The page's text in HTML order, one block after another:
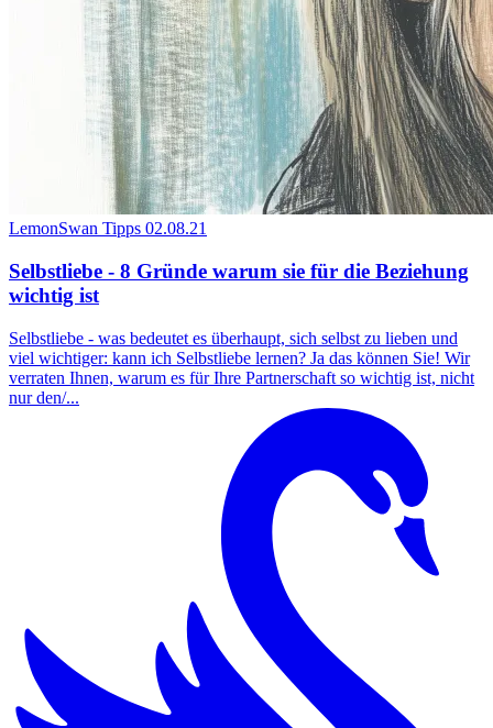
LemonSwan Tipps 02.08.21
Selbstliebe - 8 Gründe warum sie für die Beziehung
wichtig ist
Selbstliebe - was bedeutet es überhaupt, sich selbst zu lieben und
viel wichtiger: kann ich Selbstliebe lernen? Ja das können Sie! Wir
verraten Ihnen, warum es für Ihre Partnerschaft so wichtig ist, nicht
nur den/...